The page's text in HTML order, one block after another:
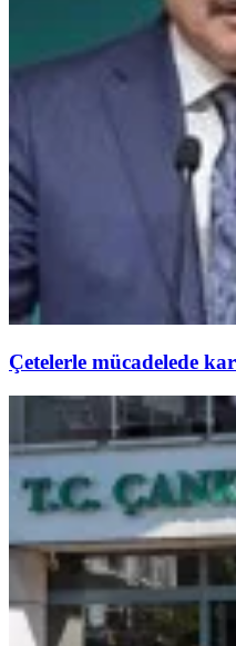
Çetelerle mücadelede